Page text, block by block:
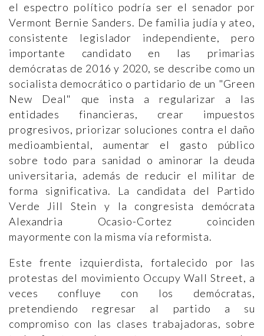
el espectro político podría ser el senador por
Vermont Bernie Sanders. De familia judía y ateo,
consistente legislador independiente, pero
importante candidato en las primarias
demócratas de 2016 y 2020, se describe como un
socialista democrático o partidario de un "Green
New Deal" que insta a regularizar a las
entidades financieras, crear impuestos
progresivos, priorizar soluciones contra el daño
medioambiental, aumentar el gasto público
sobre todo para sanidad o aminorar la deuda
universitaria, además de reducir el militar de
forma significativa. La candidata del Partido
Verde Jill Stein y la congresista demócrata
Alexandria Ocasio-Cortez coinciden
mayormente con la misma vía reformista.
Este frente izquierdista, fortalecido por las
protestas del movimiento Occupy Wall Street, a
veces confluye con los demócratas,
pretendiendo regresar al partido a su
compromiso con las clases trabajadoras, sobre